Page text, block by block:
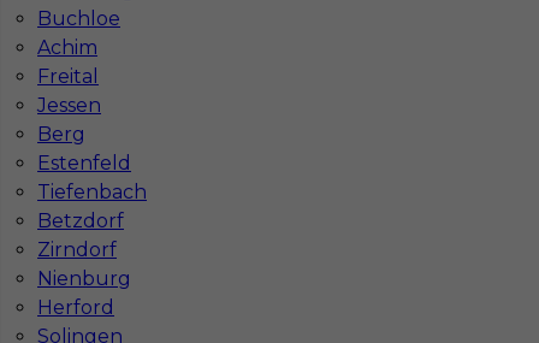
Buchloe
Achim
Freital
Jessen
Berg
Estenfeld
Tiefenbach
Betzdorf
Zirndorf
Nienburg
Herford
Solingen
Mapa ofert pracy
Mapa kategorii
Informacje w sprawie pracy
Telefon:793-577-977
Dane firmy
In-Serv Team Sp. z o.o.